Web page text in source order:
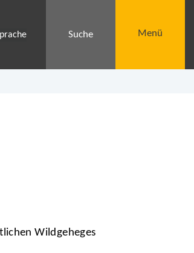
Suche Menü
Wildgeheges